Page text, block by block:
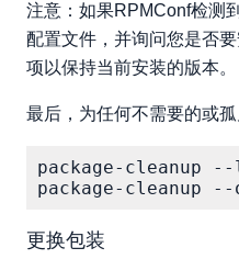
注意：如果RPMConf检测
配置文件，并询问您是否
项以保持当前安装的版本。
最后，为任何不需要的或孤
package-cleanup --
更换包装